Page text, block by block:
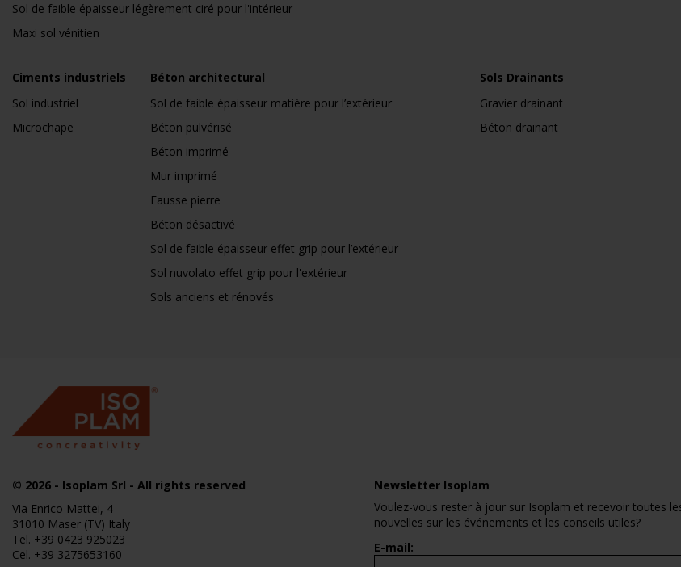
Sol de faible épaisseur légèrement ciré pour l'intérieur
Maxi sol vénitien
Ciments industriels
Sol industriel
Microchape
Béton architectural
Sol de faible épaisseur matière pour l’extérieur
Béton pulvérisé
Béton imprimé
Mur imprimé
Fausse pierre
Béton désactivé
Sol de faible épaisseur effet grip pour l’extérieur
Sol nuvolato effet grip pour l'extérieur
Sols anciens et rénovés
Sols Drainants
Gravier drainant
Béton drainant
© 2026 - Isoplam Srl - All rights reserved
Via Enrico Mattei, 4
31010 Maser (TV) Italy
Tel. +39 0423 925023
Cel. +39 3275653160
Newsletter Isoplam
Voulez-vous rester à jour sur Isoplam et recevoir toutes
nouvelles sur les événements et les conseils utiles?
E-mail: